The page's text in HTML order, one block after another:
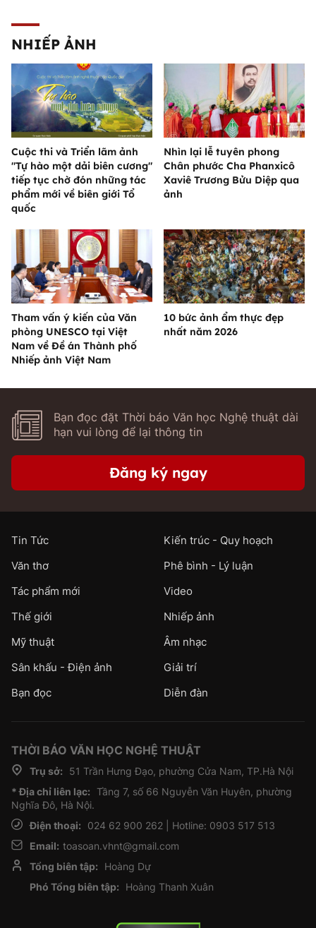
NHIẾP ẢNH
Cuộc thi và Triển lãm ảnh
"Tự hào một dải biên cương"
tiếp tục chờ đón những tác
phẩm mới về biên giới Tổ
quốc
Nhìn lại lễ tuyên phong
Chân phước Cha Phanxicô
Xaviê Trương Bửu Diệp qua
ảnh
Tham vấn ý kiến của Văn
phòng UNESCO tại Việt
Nam về Đề án Thành phố
Nhiếp ảnh Việt Nam
10 bức ảnh ẩm thực đẹp
nhất năm 2026
Bạn đọc đặt Thời báo Văn học Nghệ thuật dài
hạn vui lòng để lại thông tin
Đăng ký ngay
Tin Tức
Kiến trúc - Quy hoạch
Văn thơ
Phê bình - Lý luận
Tác phẩm mới
Video
Thế giới
Nhiếp ảnh
Mỹ thuật
Âm nhạc
Sân khấu - Điện ảnh
Giải trí
Bạn đọc
Diễn đàn
THỜI BÁO VĂN HỌC NGHỆ THUẬT
Trụ sở:
51 Trần Hưng Đạo, phường Cửa Nam, TP.Hà Nội
* Địa chỉ liên lạc: Tầng 7, số 66 Nguyễn Văn Huyên, phường
Nghĩa Đô, Hà Nội.
Điện thoại:
024 62 900 262 | Hotline: 0903 517 513
Email: toasoan.vhnt@gmail.com
Tổng biên tập:
Hoàng Dự
Phó Tổng biên tập:
Hoàng Thanh Xuân